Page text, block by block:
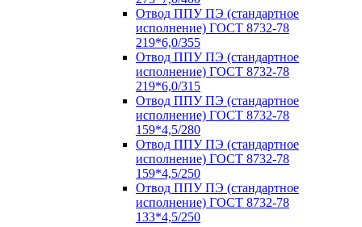
Отвод ППУ ПЭ (стандартное
исполнение) ГОСТ 8732-78
219*6,0/355
Отвод ППУ ПЭ (стандартное
исполнение) ГОСТ 8732-78
219*6,0/315
Отвод ППУ ПЭ (стандартное
исполнение) ГОСТ 8732-78
159*4,5/280
Отвод ППУ ПЭ (стандартное
исполнение) ГОСТ 8732-78
159*4,5/250
Отвод ППУ ПЭ (стандартное
исполнение) ГОСТ 8732-78
133*4,5/250